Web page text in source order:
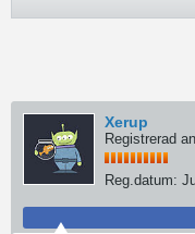
Xerup
Registrerad
Reg.datum: